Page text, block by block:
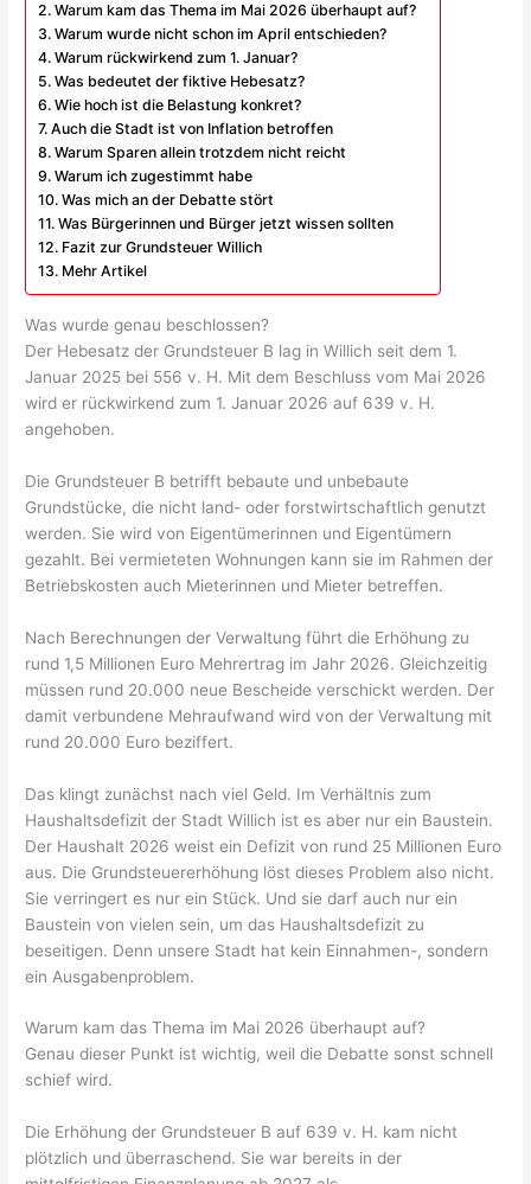
Warum kam das Thema im Mai 2026 überhaupt auf?
Warum wurde nicht schon im April entschieden?
Warum rückwirkend zum 1. Januar?
Was bedeutet der fiktive Hebesatz?
Wie hoch ist die Belastung konkret?
Auch die Stadt ist von Inflation betroffen
Warum Sparen allein trotzdem nicht reicht
Warum ich zugestimmt habe
Was mich an der Debatte stört
Was Bürgerinnen und Bürger jetzt wissen sollten
Fazit zur Grundsteuer Willich
Mehr Artikel
Was wurde genau beschlossen?
Der Hebesatz der Grundsteuer B lag in Willich seit dem 1.
Januar 2025 bei 556 v. H. Mit dem Beschluss vom Mai 2026
wird er rückwirkend zum 1. Januar 2026 auf 639 v. H.
angehoben.
Die Grundsteuer B betrifft bebaute und unbebaute
Grundstücke, die nicht land- oder forstwirtschaftlich genutzt
werden. Sie wird von Eigentümerinnen und Eigentümern
gezahlt. Bei vermieteten Wohnungen kann sie im Rahmen der
Betriebskosten auch Mieterinnen und Mieter betreffen.
Nach Berechnungen der Verwaltung führt die Erhöhung zu
rund 1,5 Millionen Euro Mehrertrag im Jahr 2026. Gleichzeitig
müssen rund 20.000 neue Bescheide verschickt werden. Der
damit verbundene Mehraufwand wird von der Verwaltung mit
rund 20.000 Euro beziffert.
Das klingt zunächst nach viel Geld. Im Verhältnis zum
Haushaltsdefizit der Stadt Willich ist es aber nur ein Baustein.
Der Haushalt 2026 weist ein Defizit von rund 25 Millionen Euro
aus. Die Grundsteuererhöhung löst dieses Problem also nicht.
Sie verringert es nur ein Stück. Und sie darf auch nur ein
Baustein von vielen sein, um das Haushaltsdefizit zu
beseitigen. Denn unsere Stadt hat kein Einnahmen-, sondern
ein Ausgabenproblem.
Warum kam das Thema im Mai 2026 überhaupt auf?
Genau dieser Punkt ist wichtig, weil die Debatte sonst schnell
schief wird.
Die Erhöhung der Grundsteuer B auf 639 v. H. kam nicht
plötzlich und überraschend. Sie war bereits in der